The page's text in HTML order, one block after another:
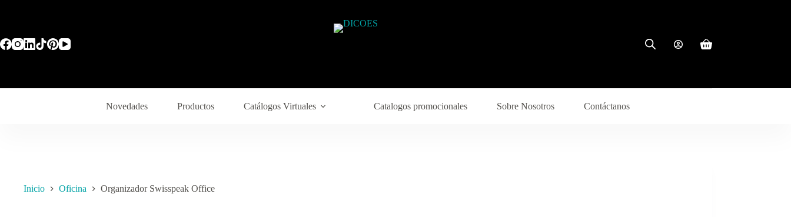
Novedades Productos Catálogos Virtuales Catalogos promocionales Sobre Nosotros Contáctanos
Inicio Oficina Organizador Swisspeak Office